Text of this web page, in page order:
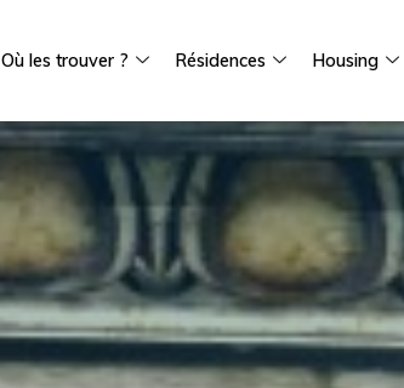
Où les trouver ? Résidences Housing